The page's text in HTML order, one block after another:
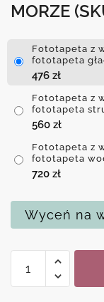
MORZE
Fototapeta z
fototapeta
476 zł
Fototapeta z
fototapeta
560 zł
Fototapeta z
fototapeta
720 zł
Wyceń na
Fototapeta